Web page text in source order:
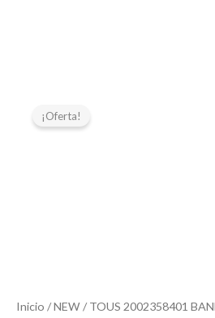
¡Oferta!
Inicio /NEW/ TOUS 2002358401